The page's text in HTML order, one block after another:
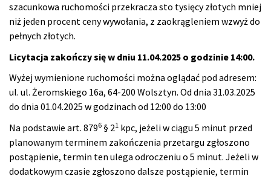
szacunkowa ruchomości przekracza sto tysięcy złotych mniej
niż jeden procent ceny wywołania, z zaokrągleniem wzwyż do
pełnych złotych.
Licytacja zakończy się w dniu 11.04.2025 o godzinie 14:00.
Wyżej wymienione ruchomości można oglądać pod adresem:
ul. ul. Żeromskiego 16a, 64-200 Wolsztyn. Od dnia 31.03.2025
do dnia 01.04.2025 w godzinach od 12:00 do 13:00
Na podstawie art. 8796 § 21 kpc, jeżeli w ciągu 5 minut przed
planowanym terminem zakończenia przetargu zgłoszono
postąpienie, termin ten ulega odroczeniu o 5 minut. Jeżeli w
dodatkowym czasie zgłoszono dalsze postąpienie, termin